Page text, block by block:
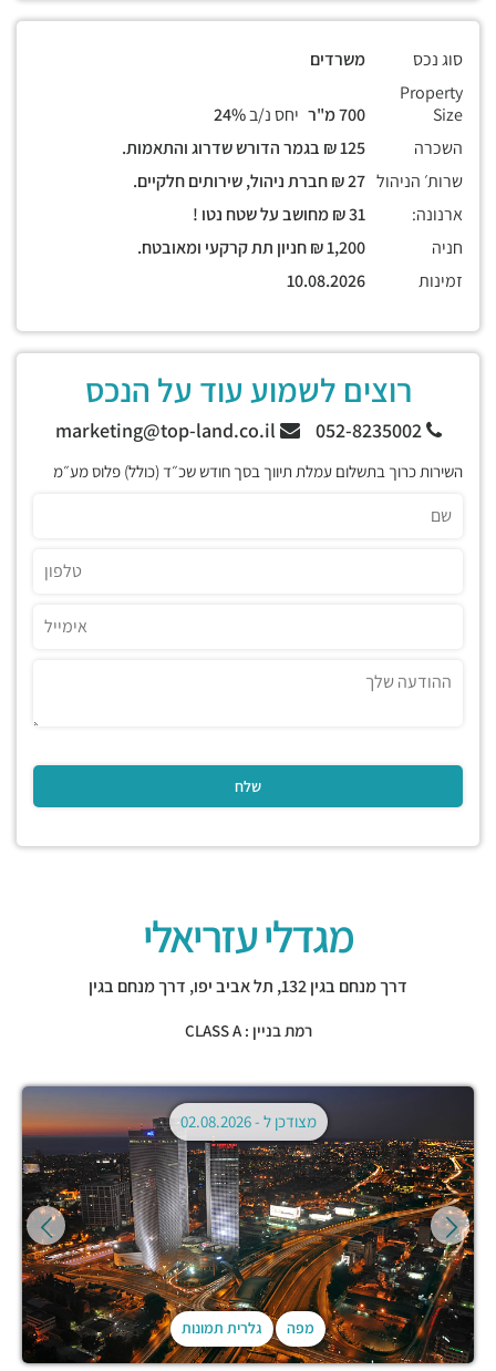
סוג נכס
משרדים
Property
Size
יחס נ/ב
השכרה
שרות׳ הניהול
ארנונה:
חניה
זמינות
רוצים לשמוע עוד על הנכס
052-8235002
השירות כרוך בתשלום עמלת תיווך בסך חודש שכ״ד (כולל) פלוס מע״מ
מגדלי עזריאלי
דרך מנחם בגין 132, תל אביב יפו, דרך מנחם בגין
רמת בניין : CLASS A
מפה גלרית תמונות
מצודכן ל -02.08.2026